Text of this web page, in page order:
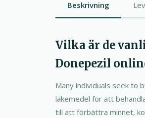
Beskrivning
Vilka är de
Donepezil
Many individuals seek to
läkemedel för att
till att förbättra minnet,